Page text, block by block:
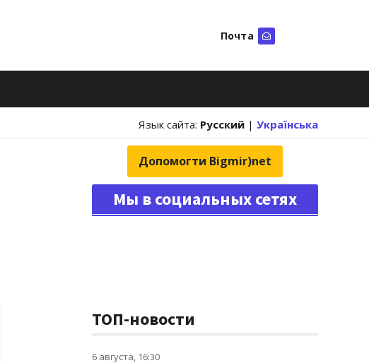
Почта
Язык сайта: Русский | Українська
Допомогти Bigmir)net
Мы в социальных сетях
ТОП-новости
6 августа, 16:30